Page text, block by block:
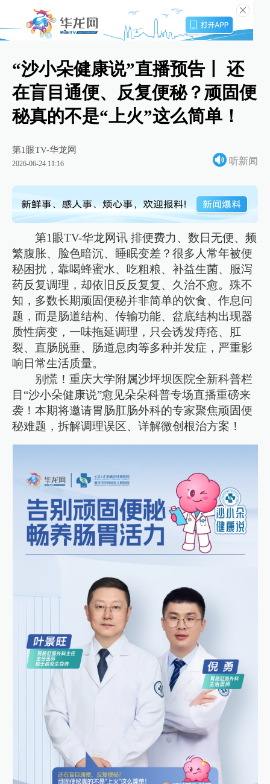
“沙小朵健康说”直播预告丨 还
在盲目通便、反复便秘？顽固便
秘真的不是“上火”这么简单！
第1眼TV-华龙网
2026-06-24 11:16 听新闻
第1眼TV-华龙网讯 排便费力、数日无便、频
繁腹胀、脸色暗沉、睡眠变差？很多人常年被便
秘困扰，靠喝蜂蜜水、吃粗粮、补益生菌、服泻
药反复调理，却依旧反反复复、久治不愈。殊不
知，多数长期顽固便秘并非简单的饮食、作息问
题，而是肠道结构、传输功能、盆底结构出现器
质性病变，一味拖延调理，只会诱发痔疮、肛
裂、直肠脱垂、肠道息肉等多种并发症，严重影
响日常生活质量。
别慌！重庆大学附属沙坪坝医院全新科普栏
目“沙小朵健康说”愈见朵朵科普专场直播重磅来
袭！本期将邀请胃肠肛肠外科的专家聚焦顽固便
秘难题，拆解调理误区、详解微创根治方案！